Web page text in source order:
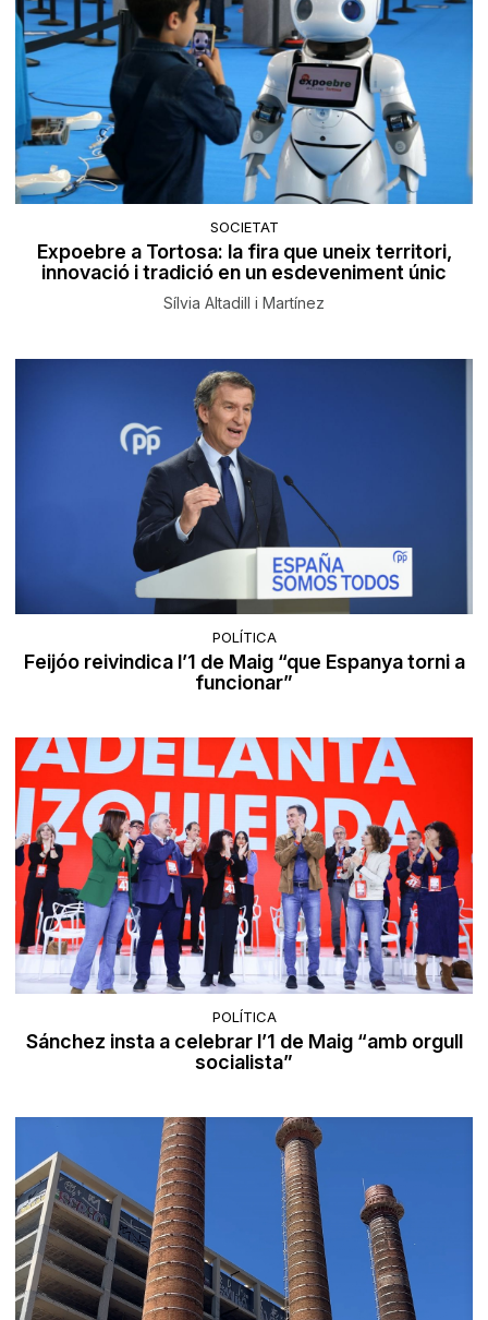
SOCIETAT
Expoebre a Tortosa: la fira que uneix territori,
innovació i tradició en un esdeveniment únic
Sílvia Altadill i Martínez
POLÍTICA
Feijóo reivindica l’1 de Maig “que Espanya torni a
funcionar”
POLÍTICA
Sánchez insta a celebrar l’1 de Maig “amb orgull
socialista”